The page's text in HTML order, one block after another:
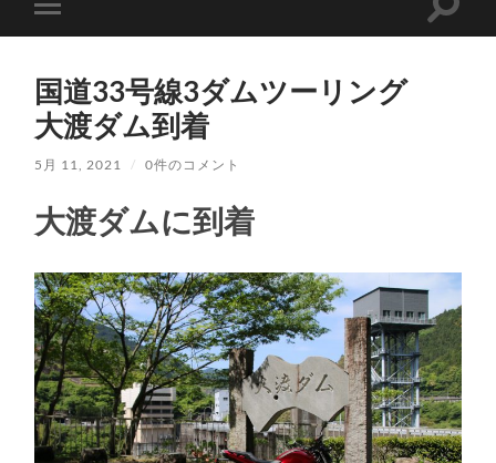
モ
バ
ル
メ
ニ
ュ
ー
を
替
え
検
国道33号線3ダムツーリング
大渡ダム到着
5月 11, 2021 / 0件のコメント
大渡ダムに到着